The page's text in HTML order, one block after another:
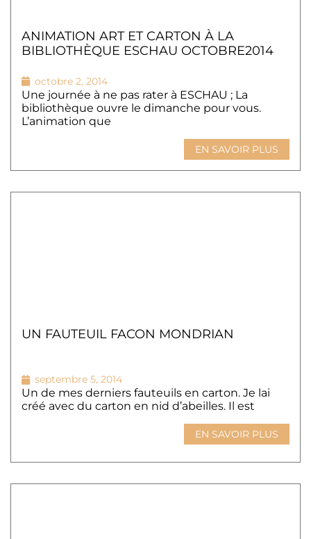
ANIMATION ART ET CARTON À LA
BIBLIOTHÈQUE ESCHAU OCTOBRE2014
octobre 2, 2014
Une journée à ne pas rater à ESCHAU ; La
bibliothèque ouvre le dimanche pour vous.
L’animation que
EN SAVOIR PLUS
UN FAUTEUIL FACON MONDRIAN
septembre 5, 2014
Un de mes derniers fauteuils en carton. Je lai
créé avec du carton en nid d’abeilles. Il est
EN SAVOIR PLUS